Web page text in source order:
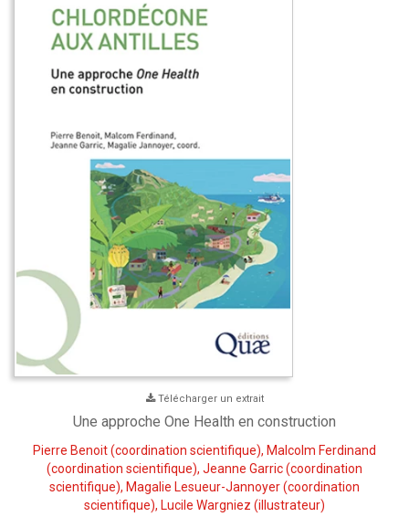
Télécharger un extrait
Une approche One Health en construction
Pierre Benoit(coordination scientifique), Malcolm Ferdinand
(coordination scientifique), Jeanne Garric(coordination
scientifique), Magalie Lesueur-Jannoyer(coordination
scientifique), Lucile Wargniez (illustrateur)